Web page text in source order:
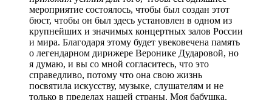
мероприятие состоялось, чтобы был создан этот
бюст, чтобы он был здесь установлен в одном из
крупнейших и значимых концертных залов России
и мира. Благодаря этому будет увековечена память
о легендарном дирижере Веронике Дударовой, но
я думаю, и вы со мной согласитесь, что это
справедливо, потому что она свою жизнь
посвятила искусству, музыке, слушателям и не
только в пределах нашей страны. Моя бабушка,